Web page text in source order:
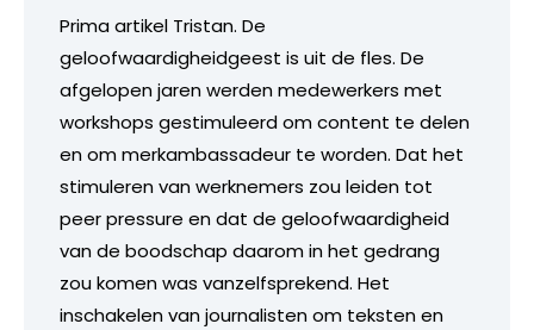
Prima artikel Tristan. De
geloofwaardigheidgeest is uit de fles. De
afgelopen jaren werden medewerkers met
workshops gestimuleerd om content te delen
en om merkambassadeur te worden. Dat het
stimuleren van werknemers zou leiden tot
peer pressure en dat de geloofwaardigheid
van de boodschap daarom in het gedrang
zou komen was vanzelfsprekend. Het
inschakelen van journalisten om teksten en